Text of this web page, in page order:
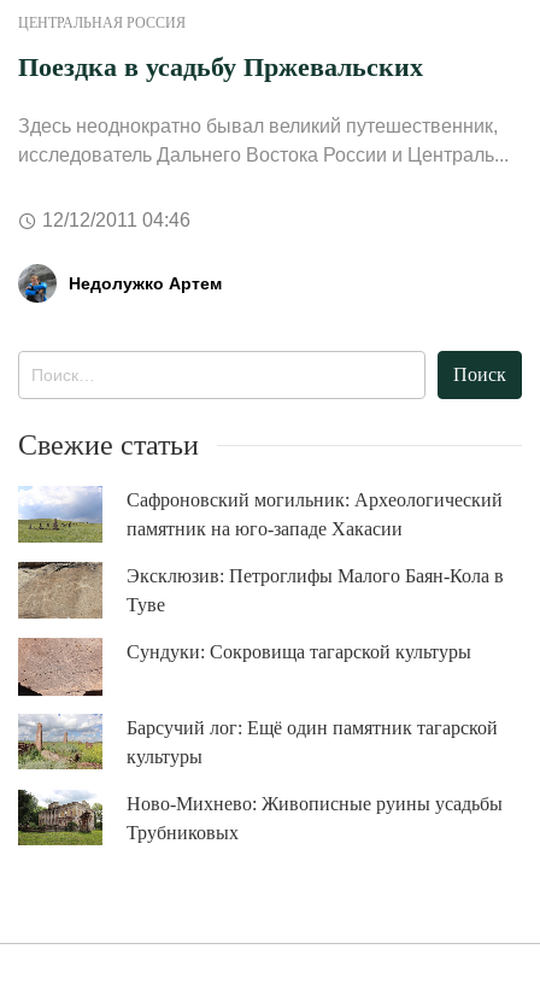
ЦЕНТРАЛЬНАЯ РОССИЯ
Поездка в усадьбу Пржевальских
Здесь неоднократно бывал великий путешественник,
исследователь Дальнего Востока России и Централь...
12/12/2011 04:46
Недолужко Артем
Свежие статьи
Сафроновский могильник: Археологический
памятник на юго-западе Хакасии
Эксклюзив: Петроглифы Малого Баян-Кола в
Туве
Сундуки: Сокровища тагарской культуры
Барсучий лог: Ещё один памятник тагарской
культуры
Ново-Михнево: Живописные руины усадьбы
Трубниковых